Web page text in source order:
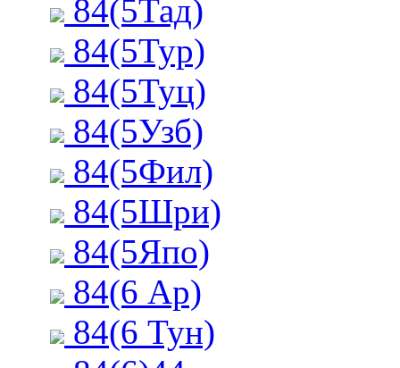
84(5Тад)
84(5Тур)
84(5Туц)
84(5Узб)
84(5Фил)
84(5Шри)
84(5Япо)
84(6 Ар)
84(6 Тун)